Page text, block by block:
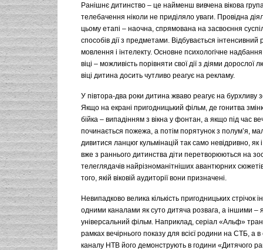
Ранішнє дитинство – це найменш вивчена вікова
телебачення ніколи не приділяло уваги. Провідна
цьому етапі – наочна, спрямована на засвоєння
способів дії з предметами. Відбувається інтенсивний
мовлення і інтелекту. Основне психологічне
віці – можливість порівняти свої дії з діями дорослої
віці дитина досить чутливо реагує на рекламу.
У півтора-два роки дитина жваво реагує на бурхливу
Якщо на екрані пригодницький фільм, де гонитва
бійка – випадінням з вікна у фонтан, а якщо під час
починається пожежа, а потім порятунок з полум’я,
дивитися ланцюг кульмінацій так само невідривно, як
вже з раннього дитинства діти перетворюються на
телеглядачів найрізноманітніших авантюрних
того, якій віковій аудиторії вони призначені.
Невипадково велика кількість пригодницьких стрічок
одними каналами як суто дитяча розвага, а іншими –
універсальний фільм. Наприклад, серіал «Альф»
рамках вечірнього показу для всієї родини на СТБ, а в
каналу НТВ його демонструють в години «Дитячого